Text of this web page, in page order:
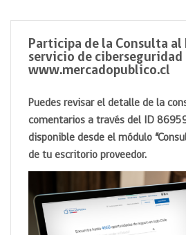
Participa de la Consulta al
servicio de ciberseguridad
www.mercadopublico.cl
Puedes revisar el detalle de la
comentarios a través del ID
disponible desde el módulo
de tu escritorio proveedor.